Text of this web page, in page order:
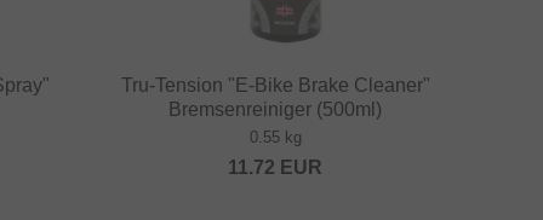
Tru-Tension "E-Bike Brake Cleaner"
Bremsenreiniger (500ml)
0.55 kg
11.72 EUR